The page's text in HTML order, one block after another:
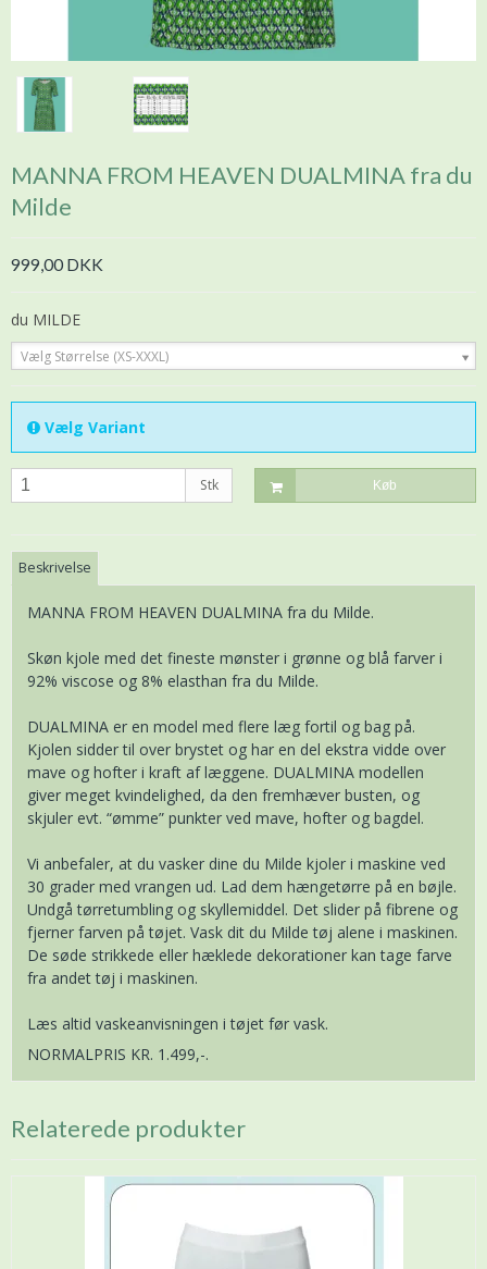
MANNA FROM HEAVEN DUALMINA fra du
Milde
999,00 DKK
du MILDE
Vælg Størrelse (XS-XXXL)
Vælg Variant
Stk Køb
Beskrivelse
MANNA FROM HEAVEN DUALMINA fra du Milde.
Skøn kjole med det fineste mønster i grønne og blå farver i
92% viscose og 8% elasthan fra du Milde.
DUALMINA er en model med flere læg fortil og bag på.
Kjolen sidder til over brystet og har en del ekstra vidde over
mave og hofter i kraft af læggene. DUALMINA modellen
giver meget kvindelighed, da den fremhæver busten, og
skjuler evt. “ømme” punkter ved mave, hofter og bagdel.
Vi anbefaler, at du vasker dine du Milde kjoler i maskine ved
30 grader med vrangen ud. Lad dem hængetørre på en bøjle.
Undgå tørretumbling og skyllemiddel. Det slider på fibrene og
fjerner farven på tøjet. Vask dit du Milde tøj alene i maskinen.
De søde strikkede eller hæklede dekorationer kan tage farve
fra andet tøj i maskinen.
Læs altid vaskeanvisningen i tøjet før vask.
NORMALPRIS KR. 1.499,-.
Relaterede produkter